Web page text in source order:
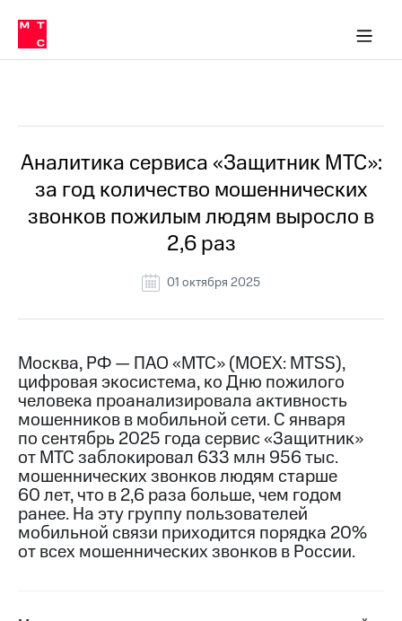
Медиа-центр
и акционерам
Устойчивое развитие
Комплаенс и деловая этика
компании
Карьера
История
компании
Руководство
информация
Медиа-центр
Пресс-
релизы
МТС
о технологиях
Достижения
Интервью
Финансовая
в МТС
Пресс-
релизы
МТС
о технологиях
Аналитика сервиса «Защитник МТС»:
за год количество мошеннических
звонков пожилым людям выросло в
2,6 раз
01 октября 2025
Москва, РФ — ПАО «МТС» (MOEX: MTSS),
цифровая экосистема, ко Дню пожилого
человека проанализировала активность
мошенников в мобильной сети. С января
по сентябрь 2025 года сервис «Защитник»
от МТС заблокировал 633 млн 956 тыс.
мошеннических звонков людям старше
60 лет, что в 2,6 раза больше, чем годом
ранее. На эту группу пользователей
мобильной связи приходится порядка 20%
от всех мошеннических звонков в России.